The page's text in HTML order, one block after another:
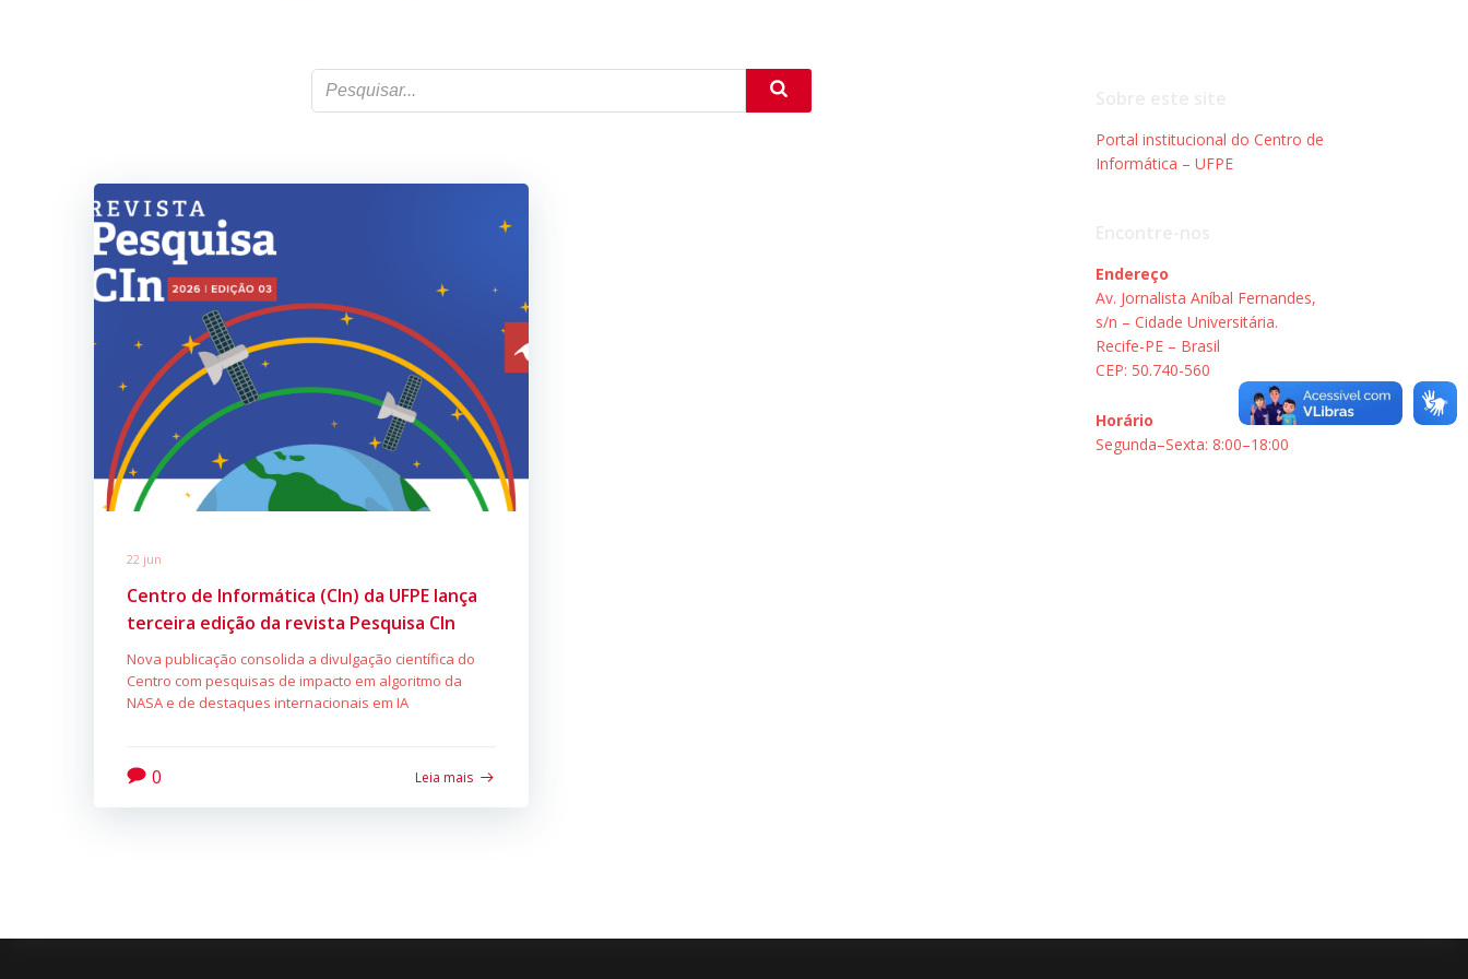
22 jun
Centro de Informática (CIn) da UFPE lança
terceira edição da revista Pesquisa CIn
Nova publicação consolida a divulgação científica do
Centro com pesquisas de impacto em algoritmo da
NASA e de destaques internacionais em IA
0 Leia mais
Portal institucional do Centro de
Informática – UFPE
Endereço
Av. Jornalista Aníbal Fernandes,
s/n – Cidade Universitária.
Recife-PE – Brasil
CEP: 50.740-560
Horário
Segunda–Sexta: 8:00–18:00